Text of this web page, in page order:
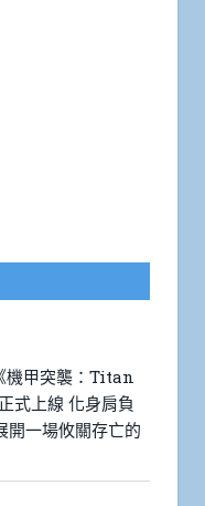
機甲突襲：Titan
式上線 化身肩負
開一場攸關存亡的